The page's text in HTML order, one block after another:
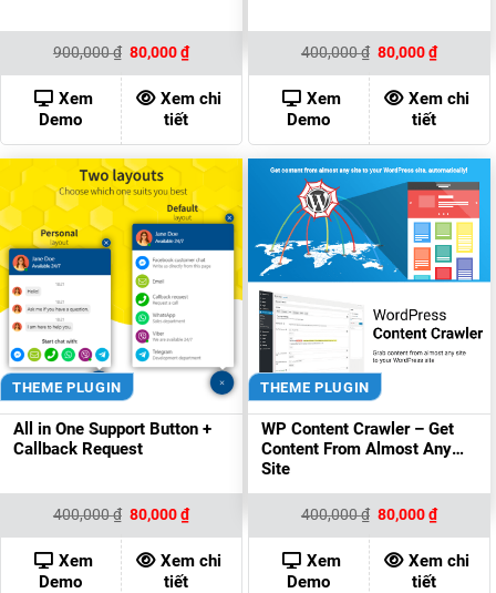
900,000₫ Giá
gốc
là:
900,000 ₫.
80,000₫Giá
hiện
tại
là:
80,000 ₫.
Xem
Demo
Xem chi
tiết
400,000₫ Giá
gốc
là:
400,000 ₫.
80,000₫Giá
hiện
tại
là:
80,000
Xem
Demo
Xem chi
tiết
THEME PLUGIN
All in One Support Button +
Callback Request
400,000₫ Giá
gốc
là:
400,000 ₫.
80,000₫Giá
hiện
tại
là:
80,000 ₫.
Xem
Demo
Xem chi
tiết
THEME PLUGIN
WP Content Crawler – Get
Content From Almost Any
Site
400,000₫ Giá
gốc
là:
400,000 ₫.
80,000₫Giá
hiện
tại
là:
80,000
Xem
Demo
Xem chi
tiết